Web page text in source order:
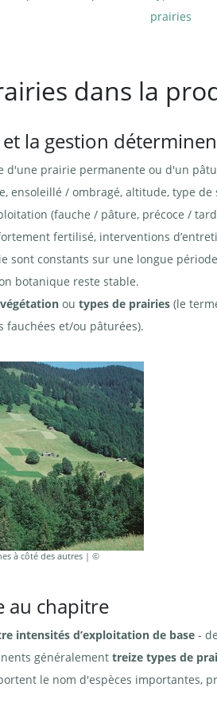
prairies
dans la
et la gestion
d'une prairie permanente ou d'un
ensoleillé / ombragé, altitude, type
(fauche / pâture, précoce /
fertilisé, interventions
sont constants sur une longue
botanique reste stable.
ou types de prairies (le
fauchées et/ou pâturées).
à côté des autres | ©
au chapitre
intensités d’exploitation de base -
généralement treize types de
le nom d'espèces importantes,